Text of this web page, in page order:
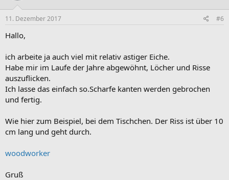
11. Dezember 2017 #6
Hallo,
ich arbeite ja auch viel mit relativ astiger Eiche.
Habe mir im Laufe der Jahre abgewöhnt, Löcher und Risse
auszuflicken.
Ich lasse das einfach so.Scharfe kanten werden gebrochen
und fertig.
Wie hier zum Beispiel, bei dem Tischchen. Der Riss ist über 10
cm lang und geht durch.
woodworker
Gruß